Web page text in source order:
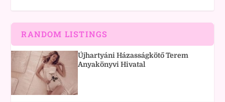
RANDOM LISTINGS
Újhartyáni Házasságkötő Terem
Anyakönyvi Hivatal